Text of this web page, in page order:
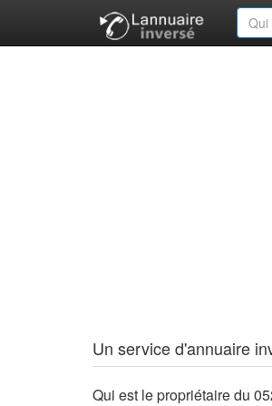
Un service d'annuaire
Qui est le propriétaire du